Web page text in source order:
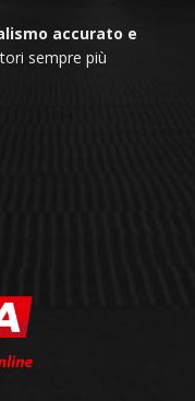
accurato e
sempre più